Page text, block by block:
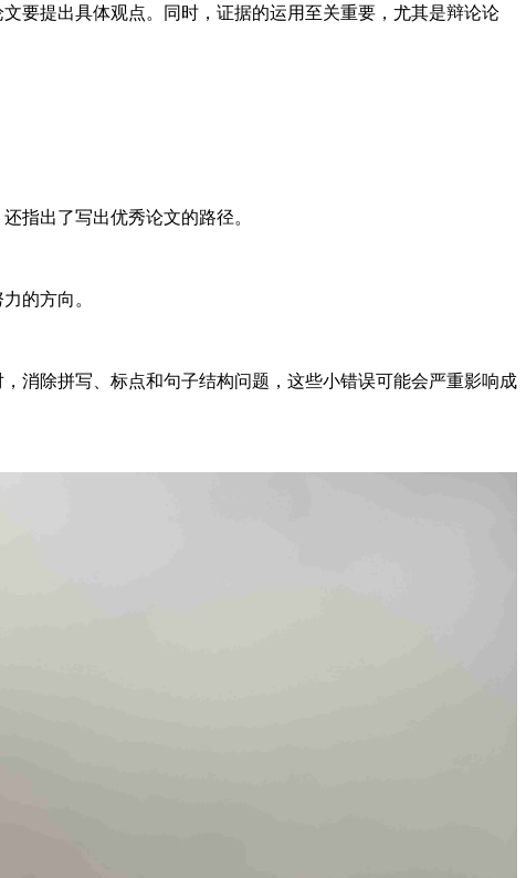
要提出具体观点。同时，证据的运用至关重要，尤其是辩论论
指出了写出优秀论文的路径。
的方向。
消除拼写、标点和句子结构问题，这些小错误可能会严重影响成